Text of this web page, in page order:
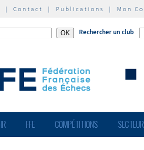
| Contact | Publications | Mon
Rechercher un club
FFE COMPÉTITIONS